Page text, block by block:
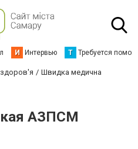
И Интервью Т Требуется
Швидка медична
АЗПСМ